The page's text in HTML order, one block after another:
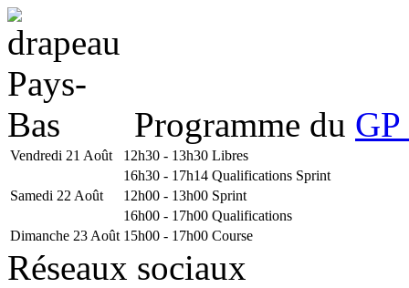
Programme du
Vendredi 21 Août 12h30 - 13h30 Libres
16h30 - 17h14 Qualifications Sprint
Samedi 22 Août
12h00 - 13h00 Sprint
16h00 - 17h00 Qualifications
Dimanche 23 Août 15h00 - 17h00 Course
Réseaux sociaux